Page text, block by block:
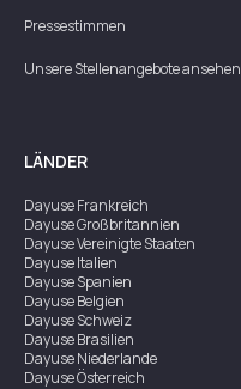
Pressestimmen
Unsere Stellenangebote ansehen
LÄNDER
DayuseFrankreich
DayuseGroßbritannien
DayuseVereinigte Staaten
DayuseItalien
DayuseSpanien
DayuseBelgien
DayuseSchweiz
DayuseBrasilien
DayuseNiederlande
DayuseÖsterreich